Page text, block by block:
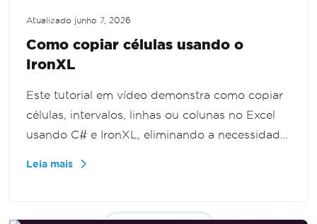
Atualizado junho 7, 2026
Como copiar células usando o
IronXL
Este tutorial em vídeo demonstra como copiar
células, intervalos, linhas ou colunas no Excel
usando C# e IronXL, eliminando a necessidade
aprimorando suas habilidades de manipulação
Leia mais